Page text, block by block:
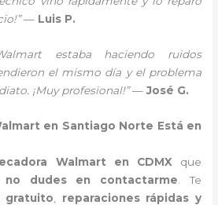
— Luis P.
estaba haciendo ruidos
el mismo día y el problema
¡Muy profesional!”—José G.
en Santiago Norte Está en
Walmart en CDMX que
no dudes en contactarme . Te
gratuito
reparaciones rápidas y